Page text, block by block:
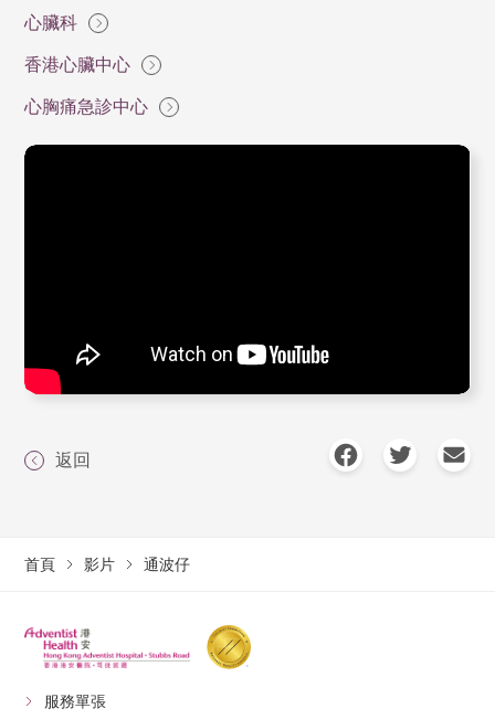
心臟科
香港心臟中心
心胸痛急診中心
返回
首頁 影片 通波仔
服務單張